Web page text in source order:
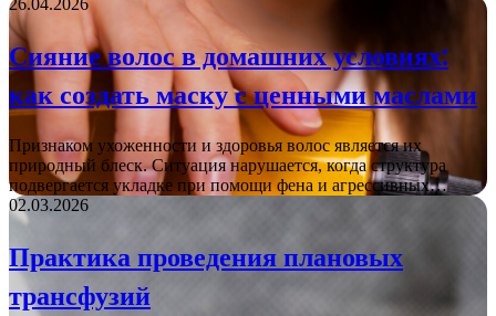
26.04.2026
Сияние волос в домашних условиях:
как создать маску с ценными маслами
Признаком ухоженности и здоровья волос является их
природный блеск. Ситуация нарушается, когда структура
подвергается укладке при помощи фена и агрессивных…
02.03.2026
Практика проведения плановых
трансфузий